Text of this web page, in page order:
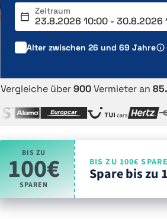
Zeitraum
Alter zwischen 26 und 69 Jahre
Vergleiche über900Vermieter an
BIS ZU
100€
SPAREN
BIS ZU 100€
Spare bis zu